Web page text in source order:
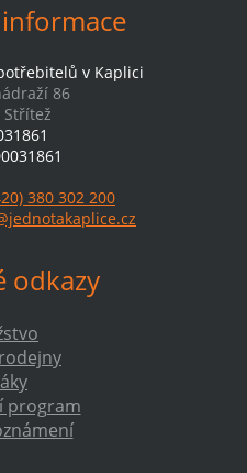
v Kaplici
86
Střítež
380 302 200
odkazy
program